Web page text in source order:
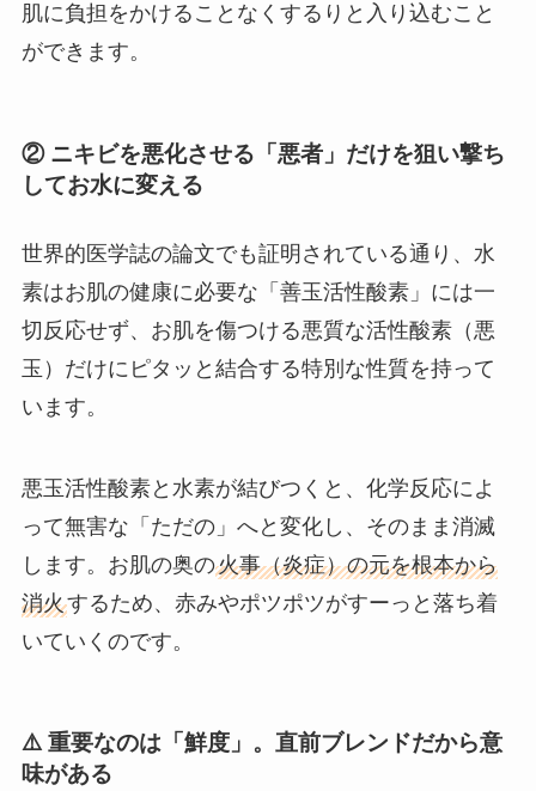
肌に負担をかけることなくするりと入り込むこと
ができます。
② ニキビを悪化させる「悪者」だけを狙い撃ち
してお水に変える
世界的医学誌の論文でも証明されている通り、水
素はお肌の健康に必要な「善玉活性酸素」には一
切反応せず、お肌を傷つける悪質な活性酸素（悪
玉）だけにピタッと結合する特別な性質を持って
います。
悪玉活性酸素と水素が結びつくと、化学反応によ
って無害な「ただの」へと変化し、そのまま消滅
します。お肌の奥の火事（炎症）の元を根本から
消火するため、赤みやポツポツがすーっと落ち着
いていくのです。
⚠️ 重要なのは「鮮度」。直前ブレンドだから意
味がある